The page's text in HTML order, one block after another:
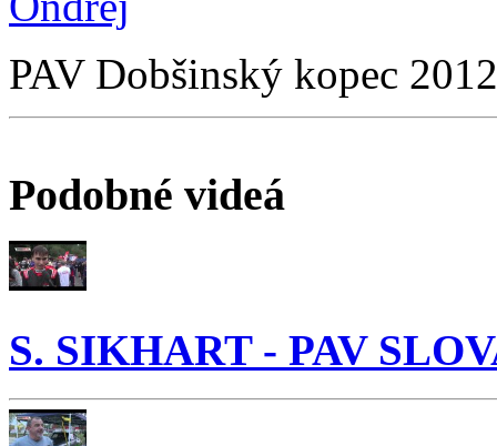
PAV Dobšinský kopec 2012
Podobné videá
S. SIKHART - PAV